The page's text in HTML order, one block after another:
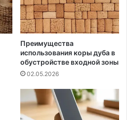
Преимущества
использования коры дуба в
обустройстве входной зоны
02.05.2026